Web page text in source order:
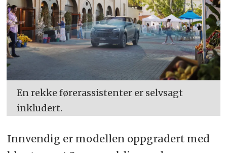
En rekke førerassistenter er selvsagt
inkludert.
Innvendig er modellen oppgradert med